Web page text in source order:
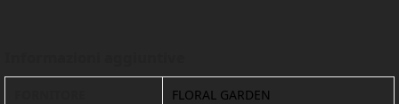
FLORAL GARDEN